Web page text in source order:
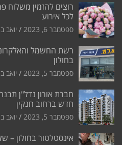
רוצים להזמין משלוח
לכל אירוע
ספטמבר 6, 2023 יואב
רשת החשמל
בחולון
ספטמבר 5, 2023 יואב
חדש ברחוב חנקין
ספטמבר 5, 2023 יואב
אינסטלטור בחולון –